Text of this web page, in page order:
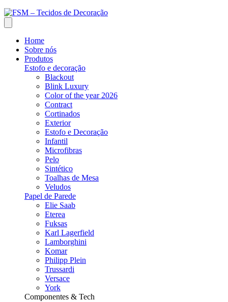
Home
Sobre nós
Produtos
Estofo e decoração
Blackout
Blink Luxury
Color of the year 2026
Contract
Cortinados
Exterior
Estofo e Decoração
Infantil
Microfibras
Pelo
Sintético
Toalhas de Mesa
Veludos
Papel de Parede
Elie Saab
Eterea
Fuksas
Karl Lagerfield
Lamborghini
Komar
Philipp Plein
Trussardi
Versace
York
Componentes & Tech